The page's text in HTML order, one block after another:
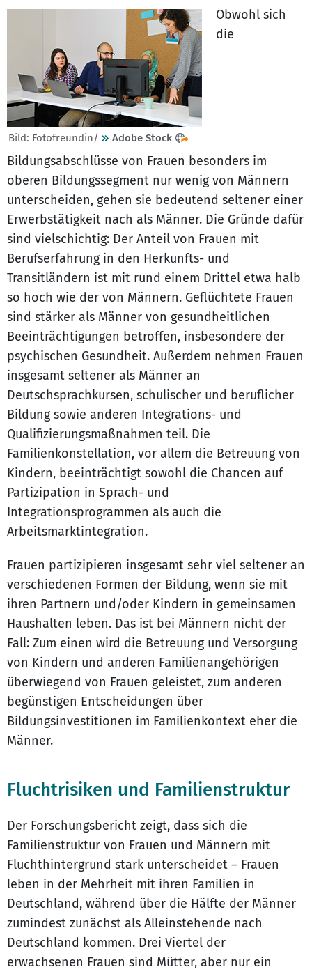
Bild: Fotofreundin/ Adobe Stock
Obwohl sich
die
Bildungsabschlüsse von Frauen besonders im
oberen Bildungssegment nur wenig von Männern
unterscheiden, gehen sie bedeutend seltener einer
Erwerbstätigkeit nach als Männer. Die Gründe dafür
sind vielschichtig: Der Anteil von Frauen mit
Berufserfahrung in den Herkunfts- und
Transitländern ist mit rund einem Drittel etwa halb
so hoch wie der von Männern. Geflüchtete Frauen
sind stärker als Männer von gesundheitlichen
Beeinträchtigungen betroffen, insbesondere der
psychischen Gesundheit. Außerdem nehmen Frauen
insgesamt seltener als Männer an
Deutschsprachkursen, schulischer und beruflicher
Bildung sowie anderen Integrations- und
Qualifizierungsmaßnahmen teil. Die
Familienkonstellation, vor allem die Betreuung von
Kindern, beeinträchtigt sowohl die Chancen auf
Partizipation in Sprach- und
Integrationsprogrammen als auch die
Arbeitsmarktintegration.
Frauen partizipieren insgesamt sehr viel seltener an
verschiedenen Formen der Bildung, wenn sie mit
ihren Partnern und/oder Kindern in gemeinsamen
Haushalten leben. Das ist bei Männern nicht der
Fall: Zum einen wird die Betreuung und Versorgung
von Kindern und anderen Familienangehörigen
überwiegend von Frauen geleistet, zum anderen
begünstigen Entscheidungen über
Bildungsinvestitionen im Familienkontext eher die
Männer.
Fluchtrisiken und Familienstruktur
Der Forschungsbericht zeigt, dass sich die
Familienstruktur von Frauen und Männern mit
Fluchthintergrund stark unterscheidet – Frauen
leben in der Mehrheit mit ihren Familien in
Deutschland, während über die Hälfte der Männer
zumindest zunächst als Alleinstehende nach
Deutschland kommen. Drei Viertel der
erwachsenen Frauen sind Mütter, aber nur ein